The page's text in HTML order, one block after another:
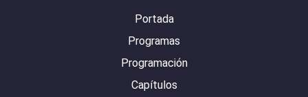
Portada
Programas
Programación
Capítulos